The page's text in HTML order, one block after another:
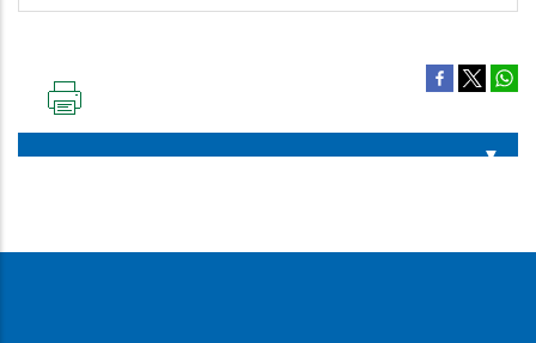
PÁGINA